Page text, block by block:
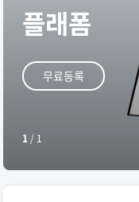
플래폼
무료등록
1 / 1